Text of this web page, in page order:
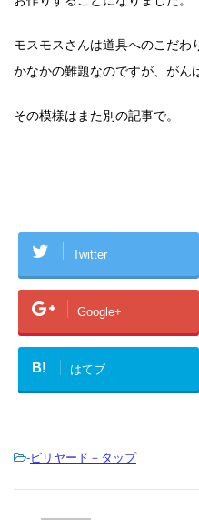
モスモスさんは道具へのこだわ
かなかの難題なのですが、がん
その模様はまた別の記事で。
Twitter
Google+
B! はてブ
-ビリヤード－タップ